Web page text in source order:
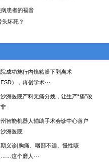
病患者的福音
坏死？
成功施行内镜粘膜下剥离术
ESD），再创学术···
洲医院产科无痛分娩，让生产“痛”改
州智能机器人辅助手术会诊中心落户
洲医院
义诊|胸痛、咽部不适、慢性咳
……这个磨人···